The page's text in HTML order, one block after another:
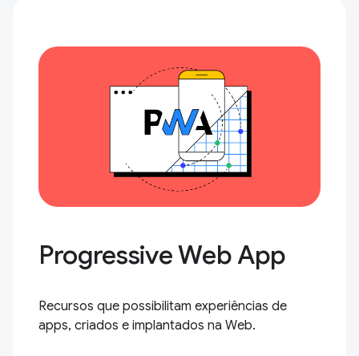
Progressive Web App
Recursos que possibilitam experiências de
apps, criados e implantados na Web.